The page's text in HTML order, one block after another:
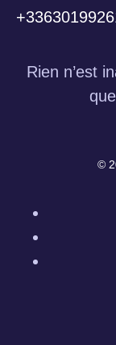
Rien n’est
©